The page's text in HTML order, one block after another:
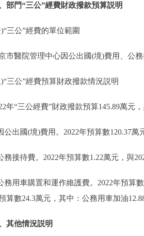
門“三公”經費財政撥款預算説明
公”經費的單位範圍
醫院管理中心因公出國(境)費用、公務
公”經費預算財政撥款情況説明
“三公經費”財政撥款預算145.89萬元，
國(境)費用。2022年預算數120.37萬
待費。2022年預算數1.22萬元，與
車購置和運作維護費。2022年預算數
算數24.3萬元，其中：公務用車加油
他情況説明